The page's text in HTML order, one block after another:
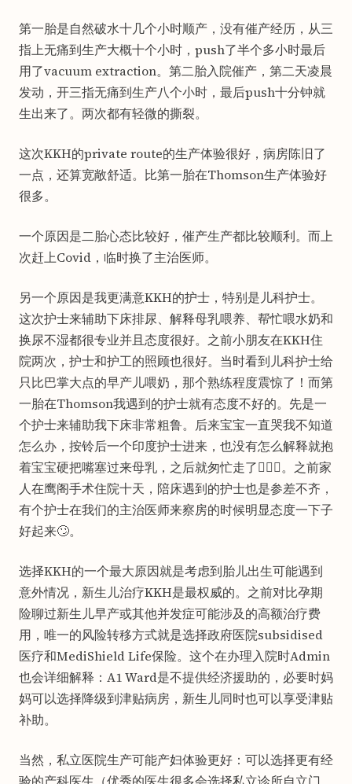
第一胎是自然破水十几个小时顺产，没有催产经历，从三
指上无痛到生产大概十个小时，push了半个多小时最后
用了vacuum extraction。第二胎入院催产，第二天凌晨
发动，开三指无痛到生产八个小时，最后push十分钟就
生出来了。两次都有轻微的撕裂。
这次KKH的private route的生产体验很好，病房陈旧了
一点，还算宽敞舒适。比第一胎在Thomson生产体验好
很多。
一个原因是二胎心态比较好，催产生产都比较顺利。而上
次赶上Covid，临时换了主治医师。
另一个原因是我更满意KKH的护士，特别是儿科护士。
这次护士来辅助下床排尿、解释母乳喂养、帮忙喂水奶和
换尿不湿都很专业并且态度很好。之前小朋友在KKH住
院两次，护士和护工的照顾也很好。当时看到儿科护士给
只比巴掌大点的早产儿喂奶，那个熟练程度震惊了！而第
一胎在Thomson我遇到的护士就有态度不好的。先是一
个护士来辅助我下床非常粗鲁。后来宝宝一直哭我不知道
怎么办，按铃后一个印度护士进来，也没有怎么解释就抱
着宝宝硬把嘴塞过来母乳，之后就匆忙走了🤷🏻‍♀️。之前家
人在鹰阁手术住院十天，陪床遇到的护士也是参差不齐，
有个护士在我们的主治医师来察房的时候明显态度一下子
好起来🙄。
选择KKH的一个最大原因就是考虑到胎儿出生可能遇到
意外情况，新生儿治疗KKH是最权威的。之前对比孕期
险聊过新生儿早产或其他并发症可能涉及的高额治疗费
用，唯一的风险转移方式就是选择政府医院subsidised
医疗和MediShield Life保险。这个在办理入院时Admin
也会详细解释：A1 Ward是不提供经济援助的，必要时妈
妈可以选择降级到津贴病房，新生儿同时也可以享受津贴
补助。
当然，私立医院生产可能产妇体验更好：可以选择更有经
验的产科医生（优秀的医生很多会选择私立诊所自立门